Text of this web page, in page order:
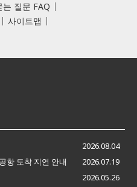
는 질문 FAQ
사이트맵
2026.08.04
항 도착 지연 안내
2026.07.19
2026.05.26